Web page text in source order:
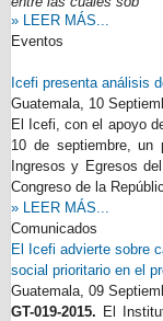
» LEER MÁS...
Eventos
Icefi presenta análisis
Guatemala, 10
El Icefi, con el apoyo
10 de septiembre, un
Ingresos y Egresos
Congreso de la
» LEER MÁS...
Comunicados
El Icefi advierte sobre
social prioritario en el
Guatemala, 09
GT-019-2015. El